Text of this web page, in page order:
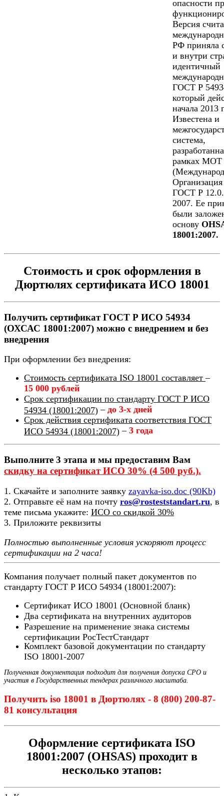
опасности
Версия
РФ приняла
и внутри
идентичный
ГОСТ Р
который
начала 2013
Известена и
система,
рамках МОТ
ГОСТ Р
2007. Ее
были
основу
18001:2007.
Стоимость и срок оформления в
Дюртюлях сертификата ИСО 18001
Получить сертификат ГОСТ Р ИСО 54934
(ОХСАС 18001:2007) можно с внедрением и без
внедрения
При оформлении без внедрения:
Стоимость сертификата ISO 18001 составляет–
15 000 рублей
Срок сертификации по стандарту ГОСТ Р ИСО
54934 (18001:2007) – до 3-х дней
Срок действия сертификата соответствия ГОСТ
ИСО 54934 (18001:2007) – 3 года
Выполните 3 этапа и мы предоставим Вам
скидку на сертификат ИСО 30% (4 500 руб.).
1. Скачайте и заполните заявку zayavka-iso.doc (90Kb)
2. Отправьте её нам на почту ros@rosteststandart.ru, в
теме письма укажите: ИСО со скидкой 30%
3. Приложите реквизиты
Полностью выполненные условия ускоряют процесс
сертификации на 2 часа!
Компания получает полный пакет документов по
стандарту ГОСТ Р ИСО 54934 (18001:2007):
Сертификат ИСО 18001 (Основной бланк)
Два сертификата на внутренних аудиторов
Разрешение на применение знака системы
сертификации РосТестСтандарт
Комплект базовой документации по стандарту
ISO 18001-2007
Полученная документация подходит для получения допуска СРО и
участия в Государственных тендерах различного масштаба.
Получить iso 18001 в Дюртюлях - 8 (800) 200-87-
81 консультация
Оформление сертификата ISO
18001:2007 (OHSAS) проходит в
несколько этапов: